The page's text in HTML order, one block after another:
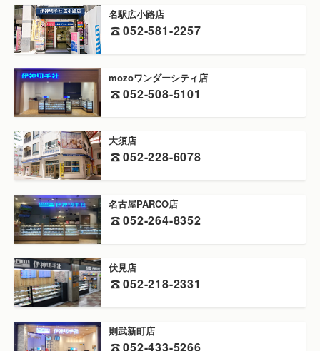
名駅広小路店
052-581-2257
mozoワンダーシティ店
052-508-5101
大須店
052-228-6078
名古屋PARCO店
052-264-8352
伏見店
052-218-2331
則武新町店
052-433-5266